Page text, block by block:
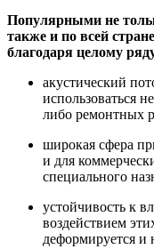
Популярными не
также и по всей
благодаря целому
акустический
использоваться
либо ремонтных
широкая сфера
и для
специального
устойчивость к
воздействием
деформируется и